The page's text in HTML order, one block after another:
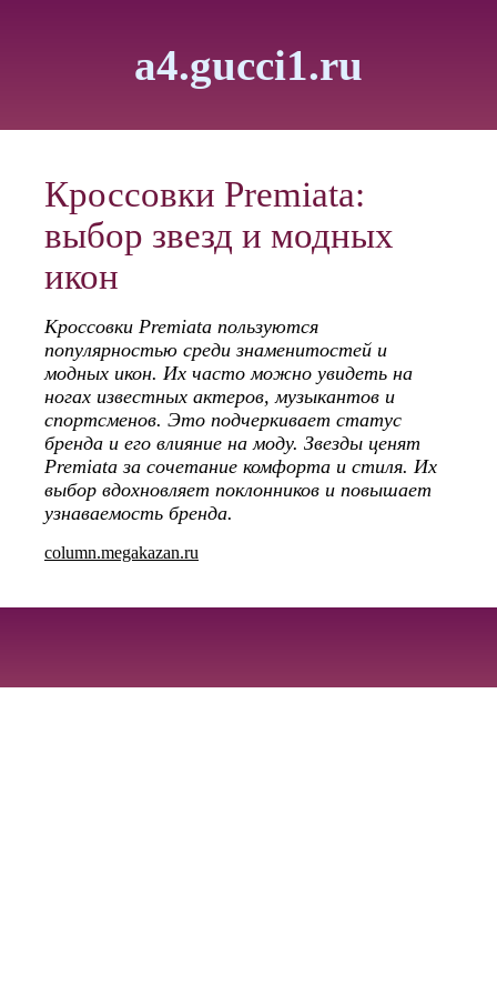
a4.gucci1.ru
Кроссовки Premiata:
выбор звезд и модных
икон
Кроссовки Premiata пользуются
популярностью среди знаменитостей и
модных икон. Их часто можно увидеть на
ногах известных актеров, музыкантов и
спортсменов. Это подчеркивает статус
бренда и его влияние на моду. Звезды ценят
Premiata за сочетание комфорта и стиля. Их
выбор вдохновляет поклонников и повышает
узнаваемость бренда.
column.megakazan.ru